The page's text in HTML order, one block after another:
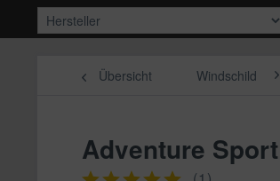
Übersicht Windschild
Adventure